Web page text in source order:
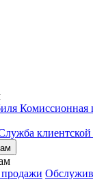
Комиссионная